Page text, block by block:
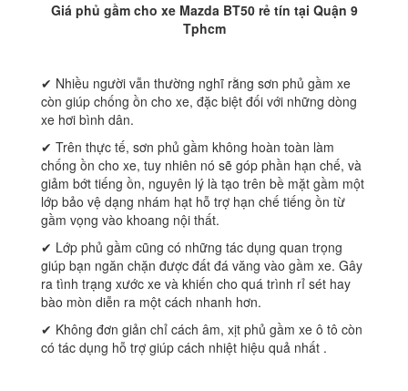
Giá phủ gầm cho xe Mazda BT50 rẻ tín tại Quận 9
Tphcm
✔ Nhiều người vẫn thường nghĩ rằng sơn phủ gầm xe
còn giúp chống ồn cho xe, đặc biệt đối với những dòng
xe hơi bình dân.
✔ Trên thực tế, sơn phủ gầm không hoàn toàn làm
chống ồn cho xe, tuy nhiên nó sẽ góp phần hạn chế, và
giảm bớt tiếng ồn, nguyên lý là tạo trên bề mặt gầm một
lớp bảo vệ dạng nhám hạt hỗ trợ hạn chế tiếng ồn từ
gầm vọng vào khoang nội thất.
✔ Lớp phủ gầm cũng có những tác dụng quan trọng
giúp bạn ngăn chặn được đất đá văng vào gầm xe. Gây
ra tình trạng xước xe và khiến cho quá trình rỉ sét hay
bào mòn diễn ra một cách nhanh hơn.
✔ Không đơn giản chỉ cách âm, xịt phủ gầm xe ô tô còn
có tác dụng hỗ trợ giúp cách nhiệt hiệu quả nhất .